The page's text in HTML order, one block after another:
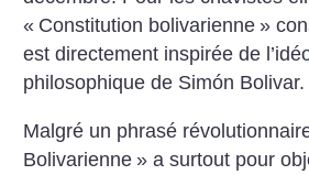
« Constitution bolivarienne »
est directement inspirée de
philosophique de Simón Bolivar.
Malgré un phrasé
Bolivarienne » a surtout pour